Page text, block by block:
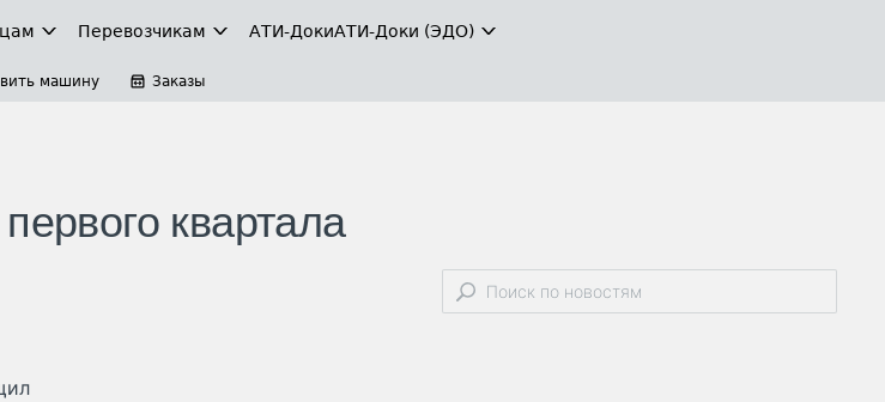
Перевозчикам АТИ-ДокиАТИ-Доки (ЭДО)
машину Заказы
квартала